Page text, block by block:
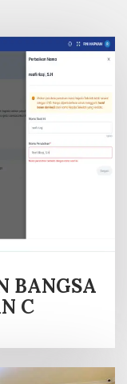
BANGSA
C